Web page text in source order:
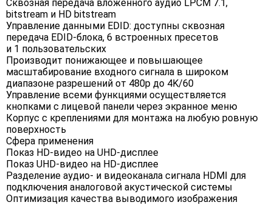
Сквозная передача вложенного аудио LPCM 7.1,
bitstream и HD bitstream
Управление данными EDID: доступны сквозная
передача EDID-блока, 6 встроенных пресетов
и 1 пользовательских
Производит понижающее и повышающее
масштабирование входного сигнала в широком
диапазоне разрешений от 480p до 4K/60
Управление всеми функциями осуществляется
кнопками с лицевой панели через экранное меню
Корпус с креплениями для монтажа на любую ровную
поверхность
Сфера применения
Показ HD-видео на UHD-дисплее
Показ UHD-видео на HD-дисплее
Разделение аудио- и видеоканала сигнала HDMI для
подключения аналоговой акустической системы
Оптимизация качества выводимого изображения